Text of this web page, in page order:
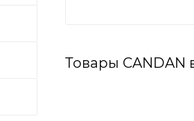
Товары CANDAN